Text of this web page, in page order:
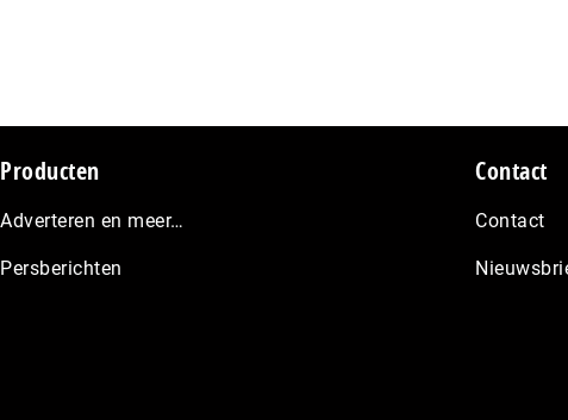
Producten
Adverteren en meer…
Persberichten
Contact
Contact